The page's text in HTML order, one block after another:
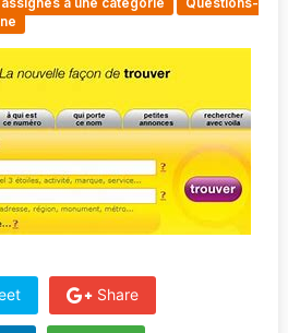
à une catégorie
Questions-
Share